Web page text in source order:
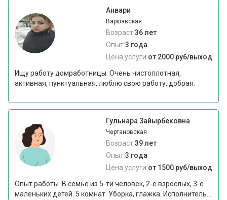
Анвари
Варшавская
Возраст:36 лет
Опыт:3 года
Цена услуги:от 2000 руб/выход
Ищу работу домработницы. Очень чистоплотная,
активная, пунктуальная, люблю свою работу, добрая.
Гульнара Зайырбековна
Чертановская
Возраст:39 лет
Опыт:3 года
Цена услуги:от 1500 руб/выход
Опыт работы. В семье из 5-ти человек, 2-е взрослых, 3-е
маленьких детей. 5 комнат. Уборка, глажка. Исполнитель...